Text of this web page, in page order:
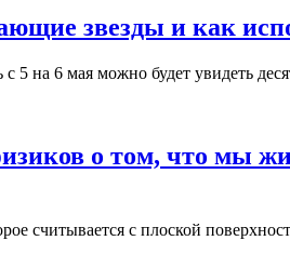
звезды и как
на 6 мая можно будет увидеть
о том, что мы
считывается с плоской